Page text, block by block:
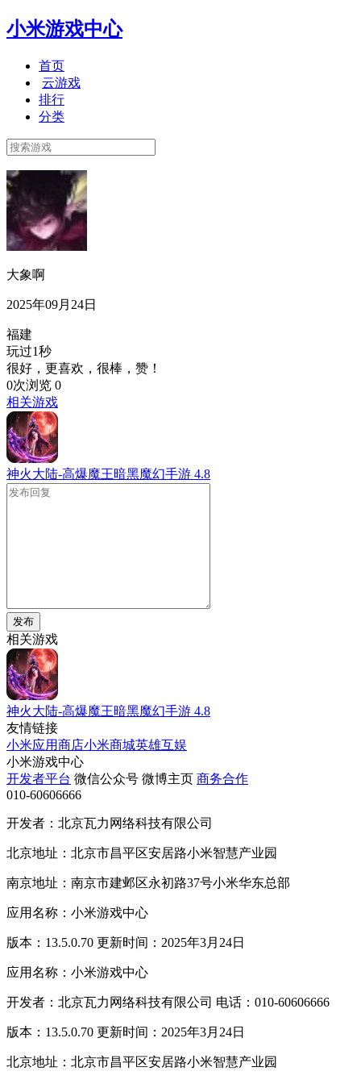
小米游戏中心
首页
云游戏
排行
分类
大象啊
2025年09月24日
福建
玩过1秒
很好，更喜欢，很棒，赞！
0次浏览 0
相关游戏
神火大陆-高爆魔王暗黑魔幻手游 4.8
发布
相关游戏
神火大陆-高爆魔王暗黑魔幻手游 4.8
友情链接
小米应用商店小米商城英雄互娱
小米游戏中心
开发者平台 微信公众号 微博主页 商务合作
010-60606666
开发者：北京瓦力网络科技有限公司
北京地址：北京市昌平区安居路小米智慧产业园
南京地址：南京市建邺区永初路37号小米华东总部
应用名称：小米游戏中心
版本：13.5.0.70 更新时间：2025年3月24日
应用名称：小米游戏中心
开发者：北京瓦力网络科技有限公司 电话：010-60606666
版本：13.5.0.70 更新时间：2025年3月24日
北京地址：北京市昌平区安居路小米智慧产业园